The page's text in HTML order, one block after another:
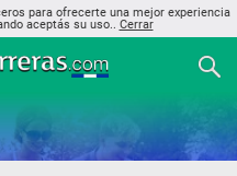
para ofrecerte una mejor experiencia
aceptás su uso.. Cerrar